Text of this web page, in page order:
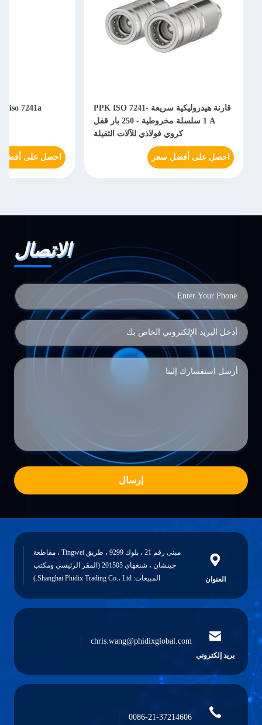
قارنة هيدروليكية سريعة PPK ISO 7241-
1 A سلسلة مخروطية - 250 بار قفل
كروي فولاذي للآلات الثقيلة
احصل على أفضل سعر احصل على
الاتصال
إرسال
العنوان
مبنى رقم 21 ، بلوك 9299 ، طريق Tingwei ، مقاطعة
جينشان ، شنغهاي 201505 (المقر الرئيسي ومكتب
المبيعات: Shanghai Phidix Trading Co.، Ltd.)
بريد إلكتروني
chris.wang@phidixglobal.com
0086-21-37214606